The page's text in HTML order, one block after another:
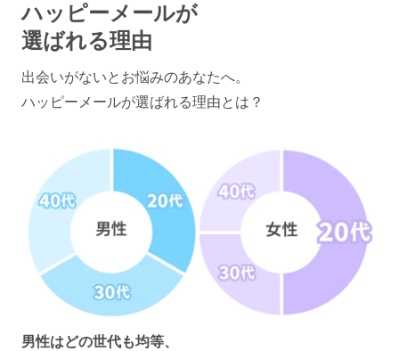
ハッピーメールが
選ばれる理由
出会いがないとお悩みのあなたへ。
ハッピーメールが選ばれる理由とは？
男性はどの世代も均等、